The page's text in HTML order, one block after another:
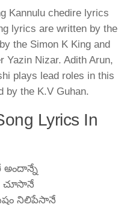
Kannulu chedire lyrics
lyrics are written by the
the Simon K King and
Yazin Nizar. Adith Arun,
plays lead roles in this
by the K.V Guhan.
Lyrics In
అందాన్నే
చూసానే
నిలిపేసానే